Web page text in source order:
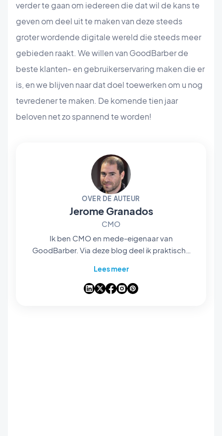
verder te gaan om iedereen die dat wil de kans te
geven om deel uit te maken van deze steeds
groter wordende digitale wereld die steeds meer
gebieden raakt. We willen van GoodBarber de
beste klanten- en gebruikerservaring maken die er
is, en we blijven naar dat doel toewerken om u nog
tevredener te maken. De komende tien jaar
beloven net zo spannend te worden!
OVER DE AUTEUR
Jerome Granados
CMO
Ik ben CMO en mede-eigenaar van
GoodBarber. Via deze blog deel ik praktische
analyses van de trends die de wereld van
mobiele apps en no-code veranderen, en
Lees meer